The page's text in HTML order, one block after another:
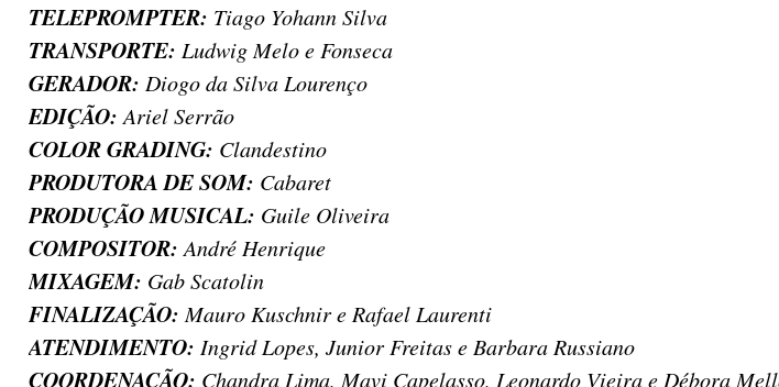
TELEPROMPTER: Tiago Yohann Silva
TRANSPORTE: Ludwig Melo e Fonseca
GERADOR: Diogo da Silva Lourenço
EDIÇÃO:Ariel Serrão
COLOR GRADING: Clandestino
PRODUTORA DE SOM: Cabaret
PRODUÇÃO MUSICAL: Guile Oliveira
COMPOSITOR: André Henrique
MIXAGEM: Gab Scatolin
FINALIZAÇÃO:Mauro Kuschnir e Rafael Laurenti
ATENDIMENTO: Ingrid Lopes, Junior Freitas e Barbara Russiano
COORDENAÇÃO: Chandra Lima, Mavi Capelasso, Leonardo Vieira e Débora